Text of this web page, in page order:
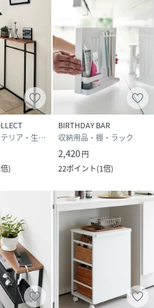
99 DG6993
その他のインテリア・生活雑貨
)
BIRTHDAY BAR
収納用品・棚・ラック
2,420円
22ポイント(1倍)